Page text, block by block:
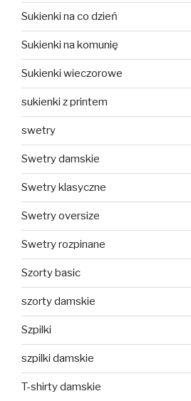
Sukienki na co dzień
Sukienki na komunię
Sukienki wieczorowe
sukienki z printem
swetry
Swetry damskie
Swetry klasyczne
Swetry oversize
Swetry rozpinane
Szorty basic
szorty damskie
Szpilki
szpilki damskie
T-shirty damskie